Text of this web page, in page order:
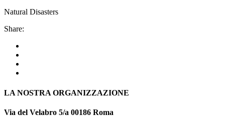
Natural Disasters
Share:
LA NOSTRA ORGANIZZAZIONE
Via del Velabro 5/a 00186 Roma